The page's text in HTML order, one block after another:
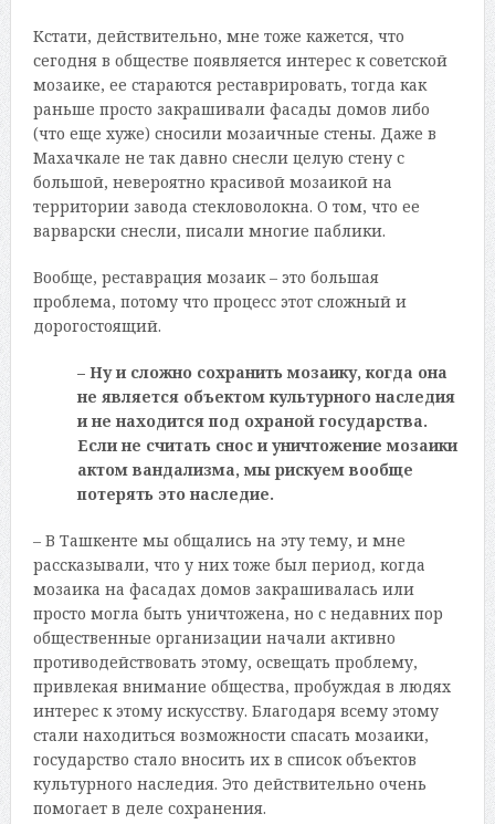
Кстати, действительно, мне тоже кажется, что
сегодня в обществе появляется интерес к советской
мозаике, ее стараются реставрировать, тогда как
раньше просто закрашивали фасады домов либо
(что еще хуже) сносили мозаичные стены. Даже в
Махачкале не так давно снесли целую стену с
большой, невероятно красивой мозаикой на
территории завода стекловолокна. О том, что ее
варварски снесли, писали многие паблики.
Вообще, реставрация мозаик – это большая
проблема, потому что процесс этот сложный и
дорогостоящий.
– Ну и сложно сохранить мозаику, когда она
не является объектом культурного наследия
и не находится под охраной государства.
Если не считать снос и уничтожение мозаики
актом вандализма, мы рискуем вообще
потерять это наследие.
– В Ташкенте мы общались на эту тему, и мне
рассказывали, что у них тоже был период, когда
мозаика на фасадах домов закрашивалась или
просто могла быть уничтожена, но с недавних пор
общественные организации начали активно
противодействовать этому, освещать проблему,
привлекая внимание общества, пробуждая в людях
интерес к этому искусству. Благодаря всему этому
стали находиться возможности спасать мозаики,
государство стало вносить их в список объектов
культурного наследия. Это действительно очень
помогает в деле сохранения.